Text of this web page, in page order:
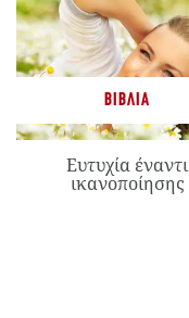
ΒΙΒΛΊΑ
Ευτυχία έναντι
ικανοποίησης